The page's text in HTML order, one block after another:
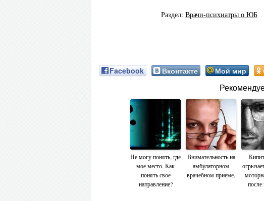
Раздел: Врачи-психиатры о ЮБ
Facebook Вконтакте Мой мир
Не могу понять, где
мое место. Как
понять свое
направление?
Внимательность на
амбулаторном
врачебном приеме.
после